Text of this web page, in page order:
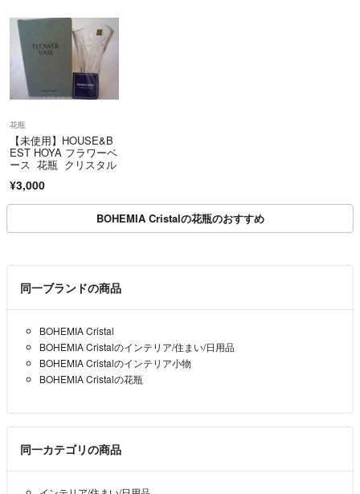
花瓶
【未使用】HOUSE&B
EST HOYA フラワーベ
ース 花瓶 クリスタル
¥3,000
BOHEMIA Cristalの花瓶のおすすめ
同一ブランドの商品
BOHEMIA Cristal
BOHEMIA Cristalのインテリア/住まい/日用品
BOHEMIA Cristalのインテリア小物
BOHEMIA Cristalの花瓶
同一カテゴリの商品